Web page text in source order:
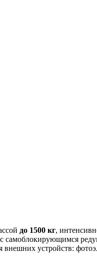
до 1500 кг,
самоблокирующимся
устройств: